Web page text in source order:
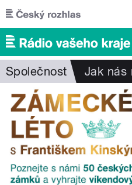
Přejít k hlavnímu obsahu
Společnost Jak nás